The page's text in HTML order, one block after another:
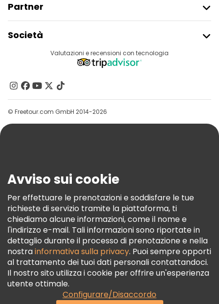
Partner
Accesso Del Fornitore
Programma Di Affiliazione
Società
Destinazioni
Contattaci
Gruppi
Aiuto
Termini E Condizioni
Informativa Sui Cookie
Freetour Premi
Programma Di Fidelizzazione
Valutazioni e recensioni con tecnologia
© Freetour.com GmbH 2014-2026
Avviso sui cookie
Per effettuare le prenotazioni e soddisfare le tue
richieste di servizio tramite la piattaforma, ti
chiediamo alcune informazioni, come il nome e
l'indirizzo e-mail. Tali informazioni sono riportate in
dettaglio durante il processo di prenotazione e nella
nostrainformativa sulla privacy. Puoi sempre opporti
al trattamento dei tuoi dati personali contattandoci.
Il nostro sito utilizza i cookie per offrire un'esperienza
utente ottimale.
Configurare/Disaccordo